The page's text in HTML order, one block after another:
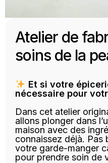
Atelier de
soins de la
Et si votre
nécessaire pour
Dans cet atelier
allons plonger dans
maison avec des
connaissez déjà. Pas
votre garde-manger
pour prendre soin de